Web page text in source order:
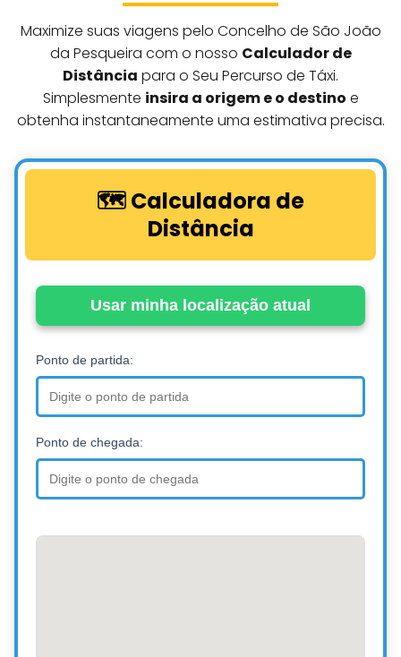
Maximize suas viagens pelo Concelho de São João
da Pesqueira com o nosso Calculador de
Distância para o Seu Percurso de Táxi.
Simplesmente insira a origem e o destino e
obtenha instantaneamente uma estimativa precisa.
🗺️ Calculadora de
Distância
Usar minha localização atual
Ponto de partida:
Ponto de chegada: